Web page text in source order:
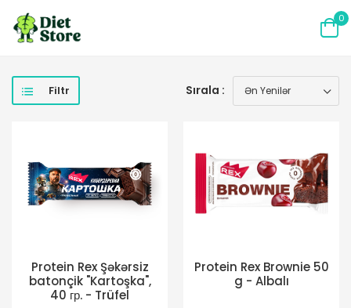
0
Filtr Sırala :
Protein Rex Şəkərsiz
batonçik "Kartoşka",
40 гр. - Trüfel
Protein Rex Brownie 50
g - Albalı